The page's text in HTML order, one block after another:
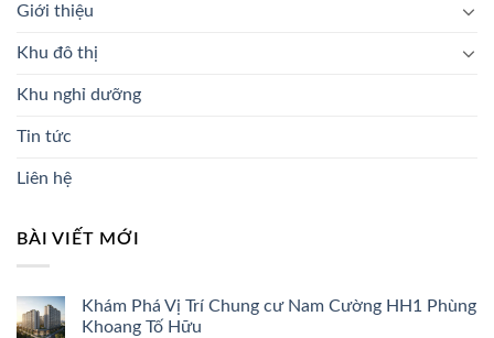
Giới thiệu
Khu đô thị
Khu nghỉ dưỡng
Tin tức
Liên hệ
BÀI VIẾT MỚI
Khám Phá Vị Trí Chung cư Nam Cường HH1 Phùng
Khoang Tố Hữu